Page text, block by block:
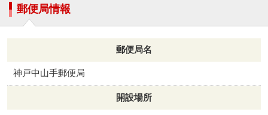
郵便局情報
郵便局名
神戸中山手郵便局
開設場所